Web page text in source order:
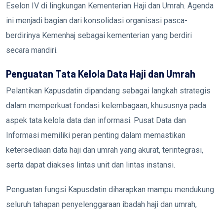
Eselon IV di lingkungan Kementerian Haji dan Umrah. Agenda
ini menjadi bagian dari konsolidasi organisasi pasca-
berdirinya Kemenhaj sebagai kementerian yang berdiri
secara mandiri.
Penguatan Tata Kelola Data Haji dan Umrah
Pelantikan Kapusdatin dipandang sebagai langkah strategis
dalam memperkuat fondasi kelembagaan, khususnya pada
aspek tata kelola data dan informasi. Pusat Data dan
Informasi memiliki peran penting dalam memastikan
ketersediaan data haji dan umrah yang akurat, terintegrasi,
serta dapat diakses lintas unit dan lintas instansi.
Penguatan fungsi Kapusdatin diharapkan mampu mendukung
seluruh tahapan penyelenggaraan ibadah haji dan umrah,